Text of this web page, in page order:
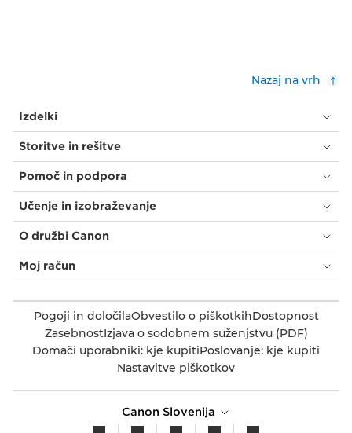
Nazaj na vrh
Izdelki
Storitve in rešitve
Pomoč in podpora
Učenje in izobraževanje
O družbi Canon
Moj račun
Pogoji in določilaObvestilo o piškotkihDostopnost
ZasebnostIzjava o sodobnem suženjstvu (PDF)
Domači uporabniki: kje kupitiPoslovanje: kje kupiti
Nastavitve piškotkov
Canon Slovenija